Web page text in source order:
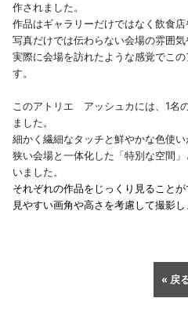
作されました。
作品はギャラリーだけではなく飲食店
写真だけでは伝わらない会場の雰囲気
実際に会場を訪れたような感覚でこ
す。
このアトリエ アッシュカには、1名
ました。
細かく繊細なタッチと鮮やかな色使い
狭い会場と一体化した「特別な空間
いました。
それぞれの作品をじっくり見ることが
見やすい画角や高さを考慮して撮影し
« 戻